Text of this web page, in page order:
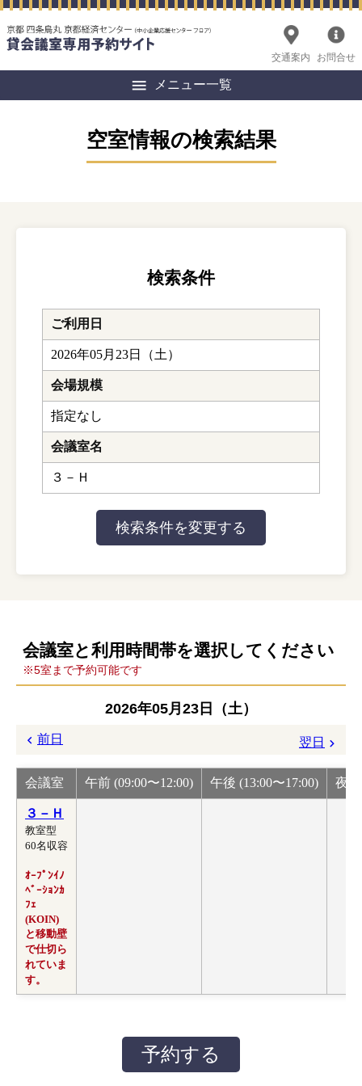
交通案内 お問合せ
メニュー一覧
空室情報の検索結果
検索条件
ご利用日
2026年05月23日（土）
会場規模
指定なし
会議室名
３－Ｈ
会議室と利用時間帯を選択してください
※5室まで予約可能です
2026年05月23日（土）
前日 翌日
会議室 午前 (09:00〜12:00) 午後 (13:00〜17:00) 夜
３－Ｈ
教室型
60名収容
ｵｰﾌﾟﾝｲﾉ
ﾍﾞｰｼｮﾝｶ
ﾌｪ
(KOIN)
と移動壁
で仕切ら
れていま
す。